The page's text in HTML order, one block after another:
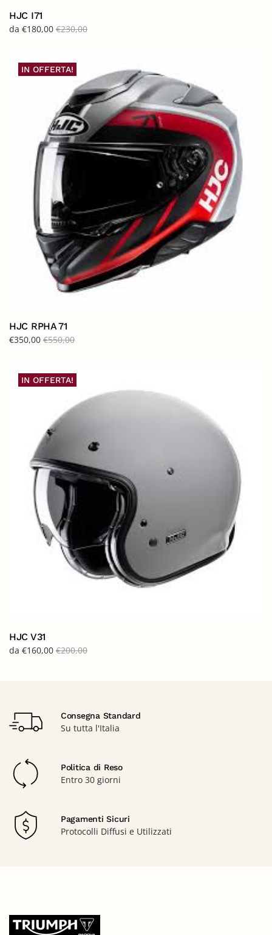
HJC I71
da €180,00 €230,00
IN OFFERTA!
HJC RPHA 71
€350,00 €550,00
IN OFFERTA!
HJC V31
da €160,00 €200,00
Consegna Standard
Su tutta l'Italia
Politica di Reso
Entro 30 giorni
Pagamenti Sicuri
Protocolli Diffusi e Utilizzati